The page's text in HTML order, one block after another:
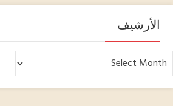
الأرشيف
الأرشيف